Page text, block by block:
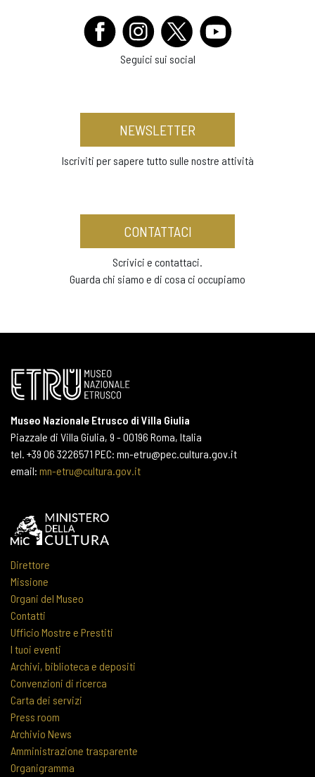
Seguici sui social
NEWSLETTER
Iscriviti per sapere tutto sulle nostre attività
CONTATTACI
Scrivici e contattaci.
Guarda chi siamo e di cosa ci occupiamo
Museo Nazionale Etrusco di Villa Giulia
Piazzale di Villa Giulia, 9 - 00196 Roma, Italia
tel. +39 06 3226571 PEC: mn-etru@pec.cultura.gov.it
email: mn-etru@cultura.gov.it
Direttore
Missione
Organi del Museo
Contatti
Ufficio Mostre e Prestiti
I tuoi eventi
Archivi, biblioteca e depositi
Convenzioni di ricerca
Carta dei servizi
Press room
Archivio News
Amministrazione trasparente
Organigramma